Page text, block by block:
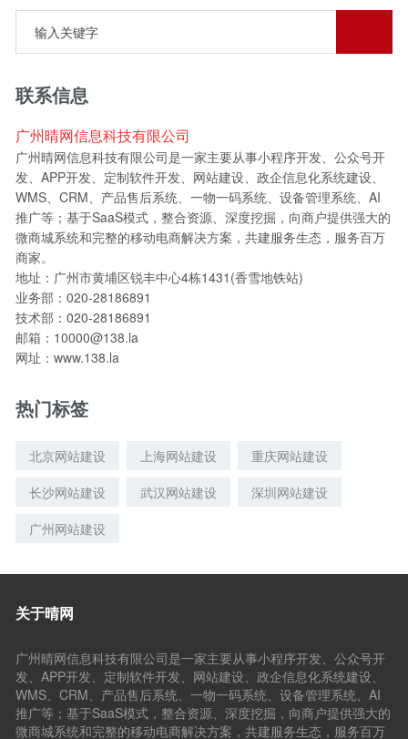
联系信息
广州晴网信息科技有限公司
广州晴网信息科技有限公司是一家主要从事小程序开发、公众号开
发、APP开发、定制软件开发、网站建设、政企信息化系统建设、
WMS、CRM、产品售后系统、一物一码系统、设备管理系统、AI
推广等；基于SaaS模式，整合资源、深度挖掘，向商户提供强大的
微商城系统和完整的移动电商解决方案，共建服务生态，服务百万
商家。
地址：广州市黄埔区锐丰中心4栋1431(香雪地铁站)
业务部：020-28186891
技术部：020-28186891
邮箱：10000@138.la
网址：www.138.la
热门标签
北京网站建设 上海网站建设
重庆网站建设
长沙网站建设
武汉网站建设
深圳网站建设
广州网站建设
关于晴网
广州晴网信息科技有限公司是一家主要从事小程序开发、公众号开
发、APP开发、定制软件开发、网站建设、政企信息化系统建设、
WMS、CRM、产品售后系统、一物一码系统、设备管理系统、AI
推广等；基于SaaS模式，整合资源、深度挖掘，向商户提供强大的
微商城系统和完整的移动电商解决方案，共建服务生态，服务百万